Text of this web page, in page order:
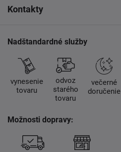
Kontakty
Nadštandardné služby
vynesenie
tovaru
odvoz
starého
tovaru
večerné
doručenie
Možnosti dopravy: